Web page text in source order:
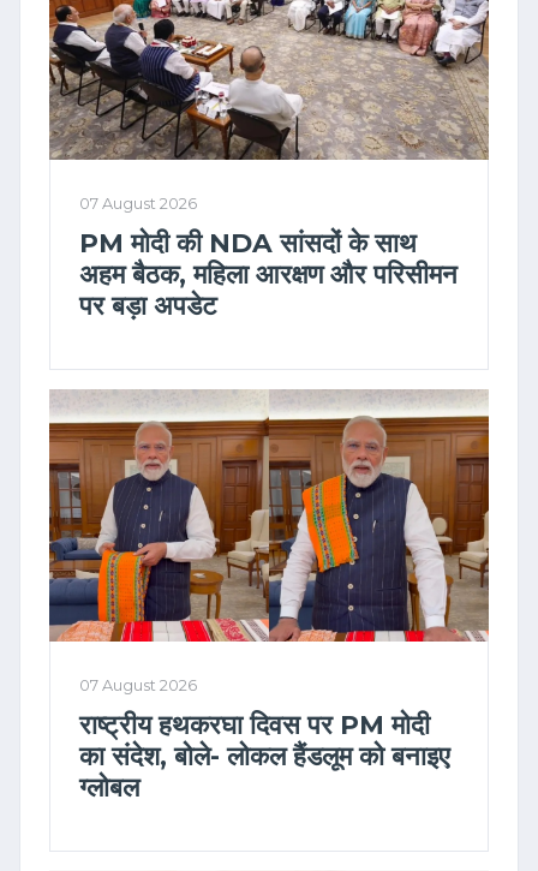
07 August 2026
PM मोदी की NDA सांसदों के साथ
अहम बैठक, महिला आरक्षण और परिसीमन
पर बड़ा अपडेट
07 August 2026
राष्ट्रीय हथकरघा दिवस पर PM मोदी
का संदेश, बोले- लोकल हैंडलूम को बनाइए
ग्लोबल